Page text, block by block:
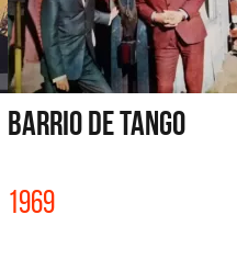
BARRIO DE TANGO
1969